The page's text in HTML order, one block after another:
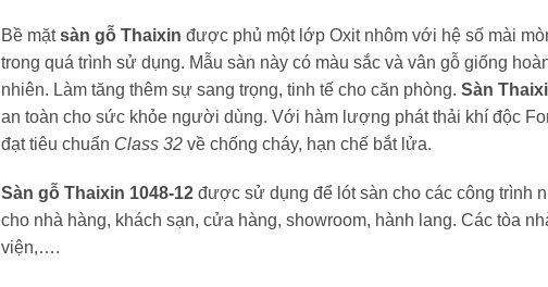
Bề mặtsàn gỗ Thaixin được phủ một lớp Oxit nhôm với hệ số mài
trong quá trình sử dụng. Mẫu sàn này có màu sắc và vân gỗ giống
nhiên. Làm tăng thêm sự sang trọng, tinh tế cho căn phòng. Sàn
an toàn cho sức khỏe người dùng. Với hàm lượng phát thải khí độc
đạt tiêu chuẩn Class 32 về chống cháy, hạn chế bắt lửa.
Sàn gỗ Thaixin 1048-12 được sử dụng để lót sàn cho các công trình
cho nhà hàng, khách sạn, cửa hàng, showroom, hành lang. Các tòa
viện,….